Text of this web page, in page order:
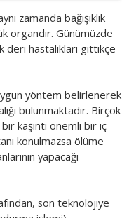
zamanda bağışıklık
organdır. Günümüzde
hastalıkları gittikçe
yöntem belirlenerek
bulunmaktadır. Birçok
kaşıntı önemli bir iç
konulmazsa ölüme
yapacağı
son teknolojiye